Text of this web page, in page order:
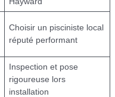
Choisir un pisciniste local
réputé performant
Inspection et pose
rigoureuse lors
installation